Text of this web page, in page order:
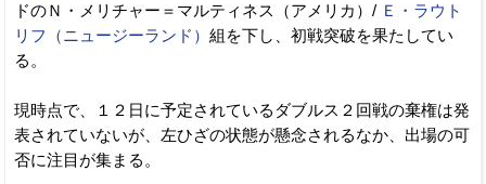
ドのＮ・メリチャー＝マルティネス（アメリカ）/ Ｅ・ラウト
リフ（ニュージーランド） 組を下し、初戦突破を果たしてい
る。
現時点で、１２日に予定されているダブルス２回戦の棄権は発
表されていないが、左ひざの状態が懸念されるなか、出場の可
否に注目が集まる。